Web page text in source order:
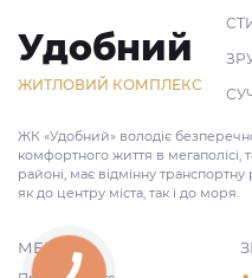
Удобний
ЖИТЛОВИЙ КОМПЛЕКС
ЖК «Удобний» володіє
комфортного життя в
районі, має відмінну
як до центру міста, так і до моря.
МЕНЮ